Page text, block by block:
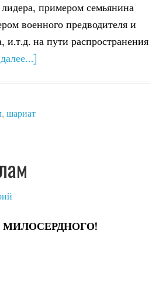
примером семьянина
военного предводителя и
на пути распространения
, шариат